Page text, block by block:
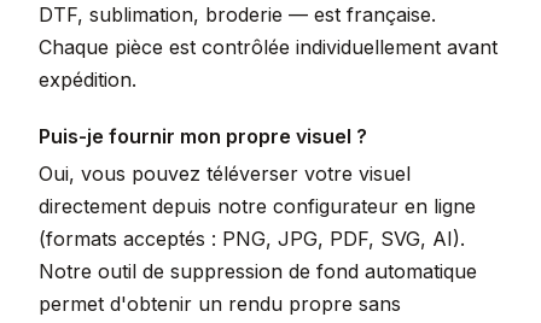
DTF, sublimation, broderie — est française.
Chaque pièce est contrôlée individuellement avant
expédition.
Puis-je fournir mon propre visuel ?
Oui, vous pouvez téléverser votre visuel
directement depuis notre configurateur en ligne
(formats acceptés : PNG, JPG, PDF, SVG, AI).
Notre outil de suppression de fond automatique
permet d'obtenir un rendu propre sans